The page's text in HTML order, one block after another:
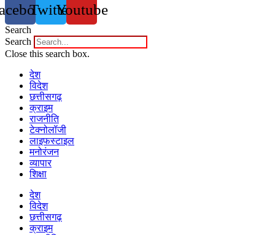
TwitterYoutube
Search
Search
Close this search box.
देश
विदेश
छत्तीसगढ़
क्राइम
राजनीति
टेक्नोलॉजी
लाइफस्टाइल
मनोरंजन
व्यापार
शिक्षा
देश
विदेश
छत्तीसगढ़
क्राइम